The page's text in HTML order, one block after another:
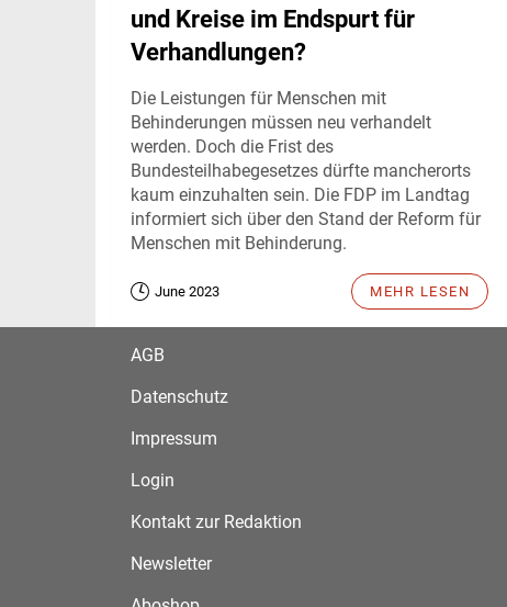
und Kreise im Endspurt für
Verhandlungen?
Die Leistungen für Menschen mit
Behinderungen müssen neu verhandelt
werden. Doch die Frist des
Bundesteilhabegesetzes dürfte mancherorts
kaum einzuhalten sein. Die FDP im Landtag
informiert sich über den Stand der Reform für
Menschen mit Behinderung.
June 2023 MEHR LESEN
AGB
Datenschutz
Impressum
Login
Kontakt zur Redaktion
Newsletter